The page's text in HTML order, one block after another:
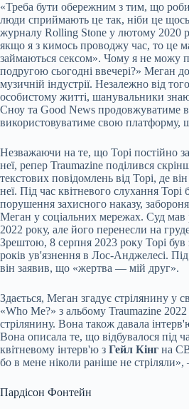
«Треба бути обережним з тим, що
люди сприймають це так, ніби це
журналу Rolling Stone у лютому 2020
якщо я з кимось проводжу час, то це
займаються сексом». Чому я не можу
подругою сьогодні ввечері?» Меган
музичній індустрії. Незалежно від
особистому житті, шанувальники
Сноу та Good News продовжуватиме
використовуватиме свою платформу,
Незважаючи на те, що Торі постійно
неї, репер Traumazine поділився
текстових повідомлень від Торі, де
неї. Під час квітневого слухання Торі
порушення захисного наказу,
Меган у соціальних мережах. Суд мав
2022 року, але його перенесли на
Зрештою, 8 серпня 2023 року Торі був
років ув'язнення в Лос-Анджелесі.
він заявив, що «жертва — мій друг».
Здається, Меган згадує стрілянину у
«Who Me?» з альбому Traumazine
стрілянину. Вона також давала
Вона описала те, що відбувалося під
квітневому інтерв'ю з Гейл Кінг на
бо в мене ніколи раніше не стріляли»,
Пардісон Фонтейн